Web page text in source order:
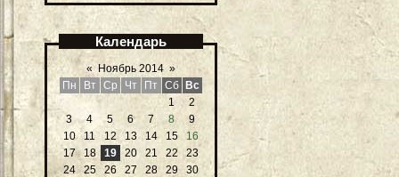
Календарь
« Ноябрь 2014 »
Пн
Вт Ср Чт Пт Сб Вс
1
2
3
4 5 6 7 8
9
10
11 12 13 14 15
16
17
18 19 20 21 22
23
24
25 26 27 28 29 30